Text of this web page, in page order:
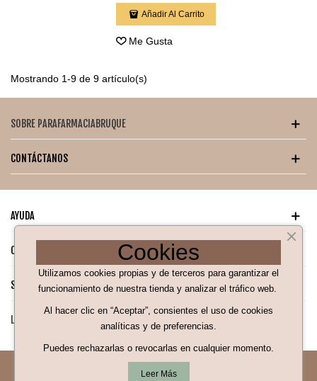
Añadir Al Carrito
Me Gusta
Mostrando 1-9 de 9 artículo(s)
SOBRE PARAFARMACIABRUQUE
CONTÁCTANOS
¡Hola! Soy Bea 👋
tu asistente de compra ¿En
qué puedo ayudarte?
AYUDA
CATÁLOGO PARA TI
SÍGUENOS EN NUESTRAS REDES SOCIALES
LEGAL
Cookies
Utilizamos cookies propias y de terceros para garantizar el
funcionamiento de nuestra tienda y analizar el tráfico web.
Al hacer clic en “Aceptar”, consientes el uso de cookies
analíticas y de preferencias.
Puedes rechazarlas o revocarlas en cualquier momento.
Leer Más